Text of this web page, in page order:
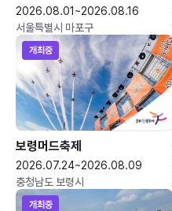
2026.08.01~2026.08.16
서울특별시 마포구
개최중
보령머드축제
2026.07.24~2026.08.09
충청남도 보령시
개최중